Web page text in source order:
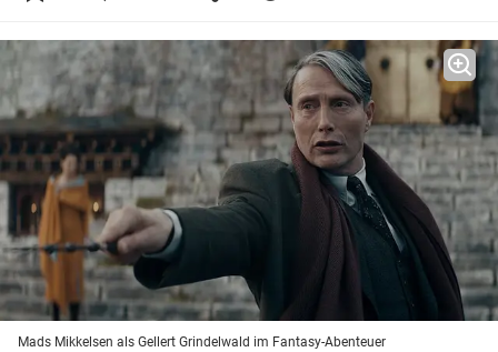
Mads Mikkelsen als Gellert Grindelwald im Fantasy-Abenteuer